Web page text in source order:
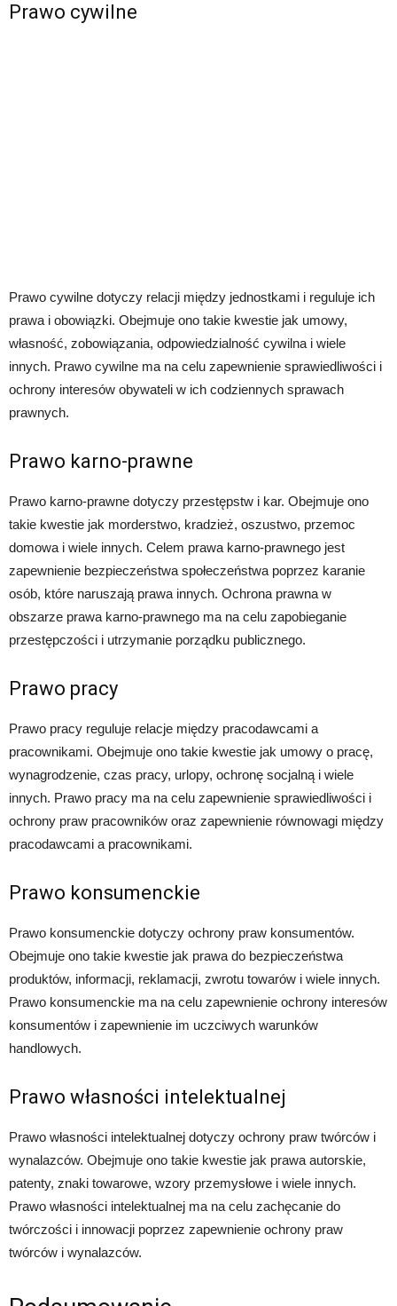
Prawo cywilne
Prawo cywilne dotyczy relacji między jednostkami i reguluje ich
prawa i obowiązki. Obejmuje ono takie kwestie jak umowy,
własność, zobowiązania, odpowiedzialność cywilna i wiele
innych. Prawo cywilne ma na celu zapewnienie sprawiedliwości i
ochrony interesów obywateli w ich codziennych sprawach
prawnych.
Prawo karno-prawne
Prawo karno-prawne dotyczy przestępstw i kar. Obejmuje ono
takie kwestie jak morderstwo, kradzież, oszustwo, przemoc
domowa i wiele innych. Celem prawa karno-prawnego jest
zapewnienie bezpieczeństwa społeczeństwa poprzez karanie
osób, które naruszają prawa innych. Ochrona prawna w
obszarze prawa karno-prawnego ma na celu zapobieganie
przestępczości i utrzymanie porządku publicznego.
Prawo pracy
Prawo pracy reguluje relacje między pracodawcami a
pracownikami. Obejmuje ono takie kwestie jak umowy o pracę,
wynagrodzenie, czas pracy, urlopy, ochronę socjalną i wiele
innych. Prawo pracy ma na celu zapewnienie sprawiedliwości i
ochrony praw pracowników oraz zapewnienie równowagi między
pracodawcami a pracownikami.
Prawo konsumenckie
Prawo konsumenckie dotyczy ochrony praw konsumentów.
Obejmuje ono takie kwestie jak prawa do bezpieczeństwa
produktów, informacji, reklamacji, zwrotu towarów i wiele innych.
Prawo konsumenckie ma na celu zapewnienie ochrony interesów
konsumentów i zapewnienie im uczciwych warunków
handlowych.
Prawo własności intelektualnej
Prawo własności intelektualnej dotyczy ochrony praw twórców i
wynalazców. Obejmuje ono takie kwestie jak prawa autorskie,
patenty, znaki towarowe, wzory przemysłowe i wiele innych.
Prawo własności intelektualnej ma na celu zachęcanie do
twórczości i innowacji poprzez zapewnienie ochrony praw
twórców i wynalazców.